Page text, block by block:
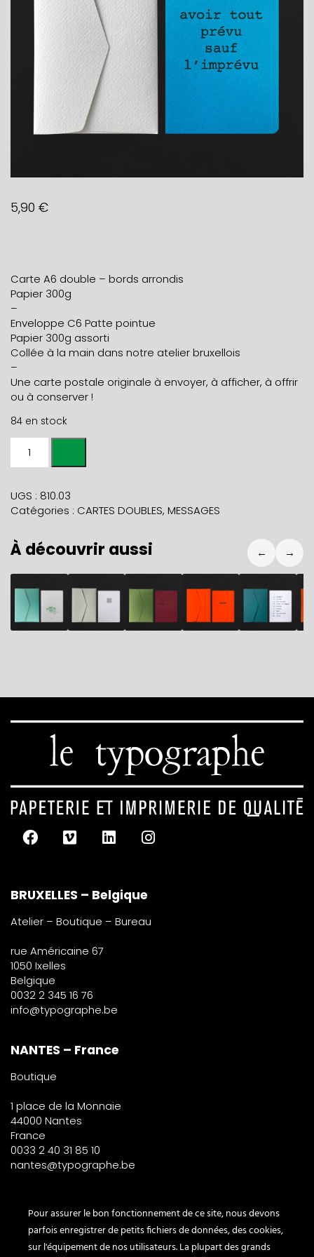
5,90 €
Carte A6 double – bords arrondis
Papier 300g
–
Enveloppe C6 Patte pointue
Papier 300g assorti
Collée à la main dans notre atelier bruxellois
–
Une carte postale originale à envoyer, à afficher, à offrir
ou à conserver !
84 en stock
TOUT
PREVU
+
neige
UGS : 810.03
Catégories : CARTES DOUBLES, MESSAGES
À découvrir aussi
5,90€ 5,90€ 5,90 5,90€ 5,90€
← →
BRUXELLES – Belgique
Atelier – Boutique – Bureau
rue Américaine 67
1050 Ixelles
Belgique
0032 2 345 16 76
info@typographe.be
NANTES – France
Boutique
1 place de la Monnaie
44000 Nantes
France
0033 2 40 31 85 10
nantes@typographe.be
PARIS – France
Corner
Pour assurer le bon fonctionnement de ce site, nous devons
parfois enregistrer de petits fichiers de données, des cookies,
sur l'équipement de nos utilisateurs. La plupart des grands